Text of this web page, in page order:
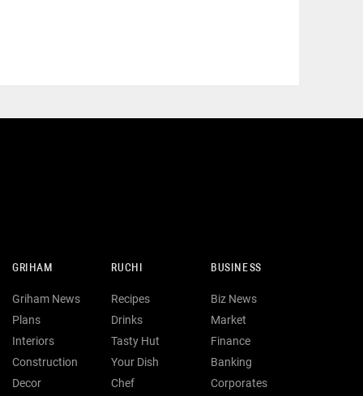
GRIHAM
Griham News
Plans
Interiors
Construction
Decor
RUCHI
Recipes
Drinks
Tasty Hut
Your Dish
Chef
BUSINESS
Biz News
Market
Finance
Banking
Corporates